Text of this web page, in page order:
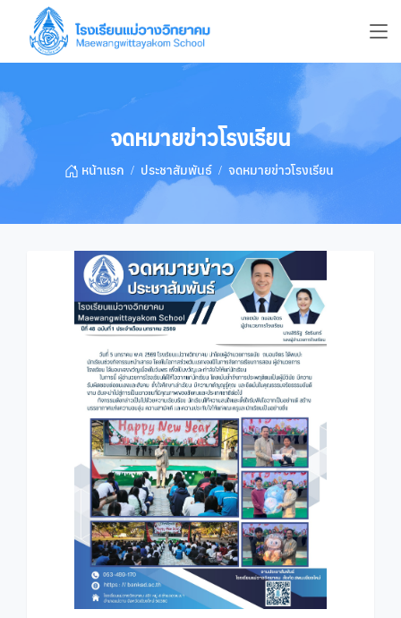
จดหมายข่าวโรงเรียน
หน้าแรก ประชาสัมพันธ์ จดหมายข่าวโรงเรียน